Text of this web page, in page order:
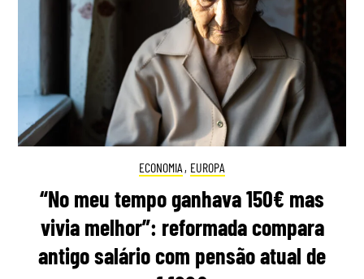
ECONOMIA , EUROPA
“No meu tempo ganhava 150€ mas
vivia melhor”: reformada compara
antigo salário com pensão atual de